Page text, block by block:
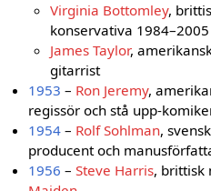
Virginia Bottomley,
konservativa 1984–2005
James Taylor,
gitarrist
1953 – Ron Jeremy,
regissör och stå upp-
1954 – Rolf Sohlman,
producent och
1956 –Steve Harris, brittisk